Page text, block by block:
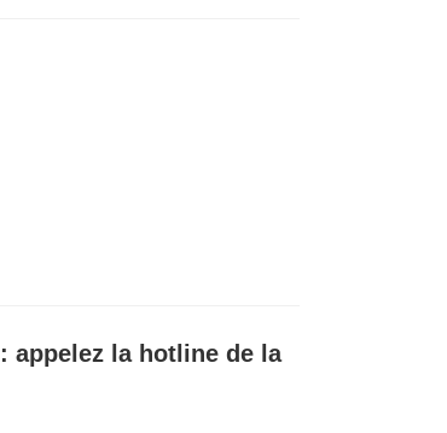
appelez la hotline de la